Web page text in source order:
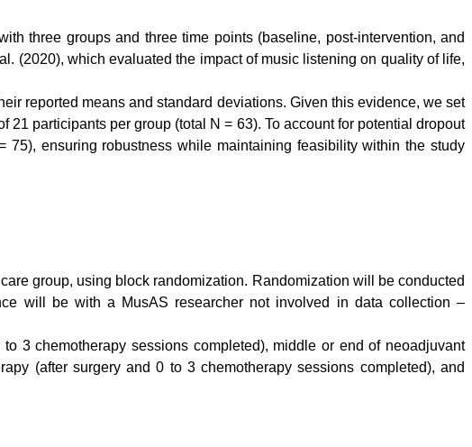
three groups and three time points (baseline, post-intervention, and
(2020), which evaluated the impact of music listening on quality of life,
reported means and standard deviations. Given this evidence, we set
participants per group (total N = 63). To account for potential dropout
ensuring robustness while maintaining feasibility within the study
group, using block randomization. Randomization will be conducted
will be with a MusAS researcher not involved in data collection –
3 chemotherapy sessions completed), middle or end of neoadjuvant
(after surgery and 0 to 3 chemotherapy sessions completed), and